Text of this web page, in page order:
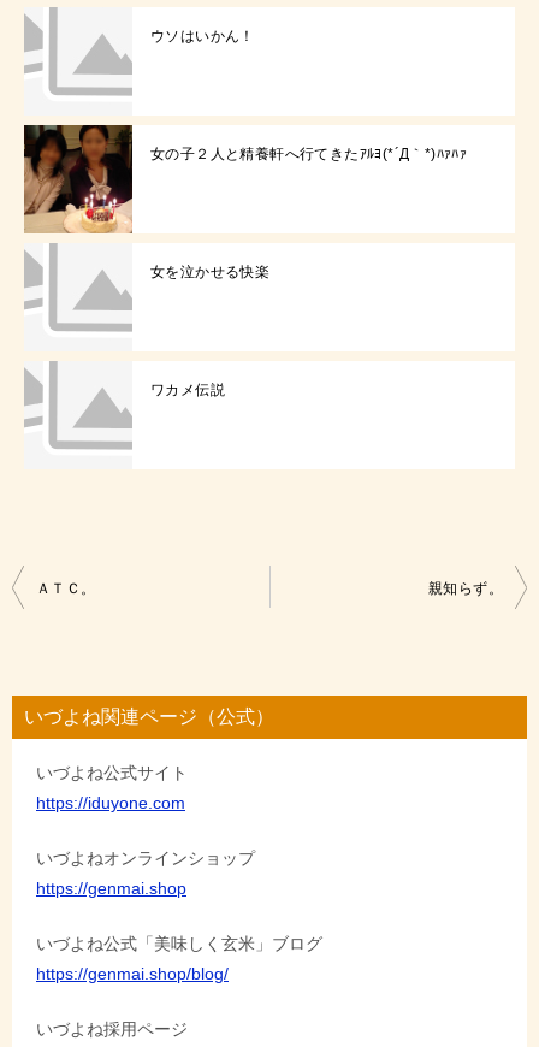
ウソはいかん！
女の子２人と精養軒へ行てきたｱﾙﾖ(*´Д｀*)ﾊｧﾊｧ
女を泣かせる快楽
ワカメ伝説
投
ビ
ゲ
ＡＴＣ。 親知らず。
いづよね関連ページ（公式）
いづよね公式サイト
https://iduyone.com
いづよねオンラインショップ
https://genmai.shop
いづよね公式「美味しく玄米」ブログ
https://genmai.shop/blog/
いづよね採用ページ